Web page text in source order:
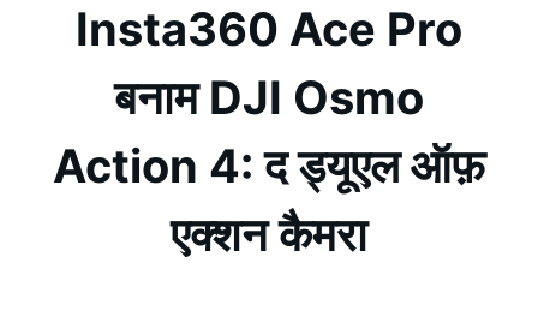
Insta360 Ace Pro
बनाम DJI Osmo
Action 4: द ड्यूएल ऑफ़
एक्शन कैमरा